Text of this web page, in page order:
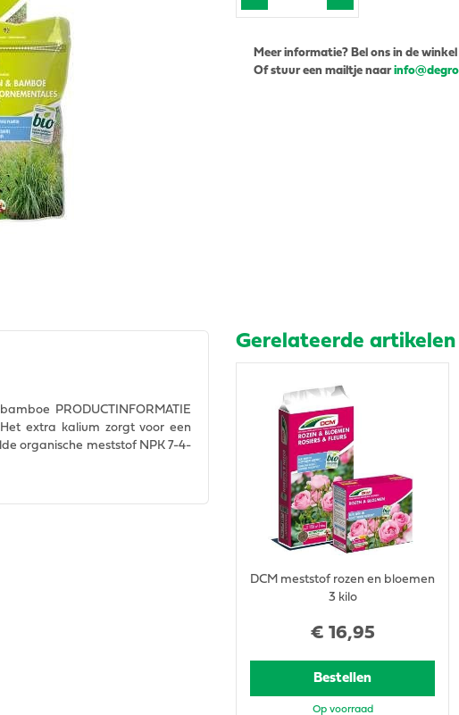
Meer informatie? Bel ons in de
Of stuur een mailtje naar
PRODUCTINFORMATIE
extra kalium zorgt voor een
organische meststof NPK 7-4-
Gerelateerde artikelen
€ 16,95
DCM meststof rozen en bloemen
3 kilo
Bestellen
Op voorraad